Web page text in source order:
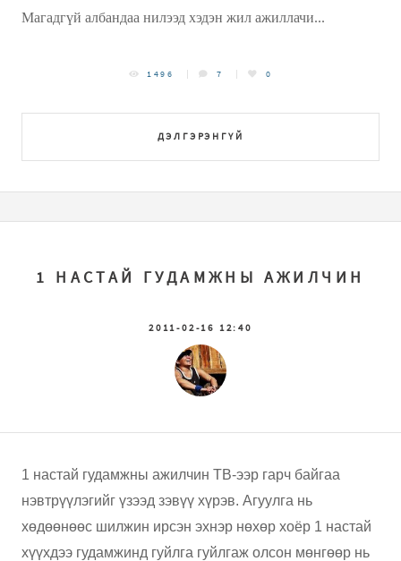
Магадгүй албандаа нилээд хэдэн жил ажиллачи...
ДЭЛГЭРЭНГҮЙ
1496 7 0
1 НАСТАЙ ГУДАМЖНЫ АЖИЛЧИН
2011-02-16 12:40
1 настай гудамжны ажилчин ТВ-ээр гарч байгаа
нэвтрүүлэгийг үзээд зэвүү хүрэв. Агуулга нь
хөдөөнөөс шилжин ирсэн эхнэр нөхөр хоёр 1 настай
хүүхдээ гудамжинд гуйлга гуйлгаж олсон мөнгөөр нь